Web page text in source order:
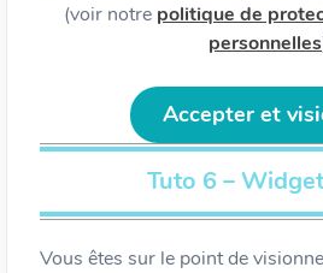
(voir notre politique de
personnelles
Accepter et
Tuto 6 –
Vous êtes sur le point de